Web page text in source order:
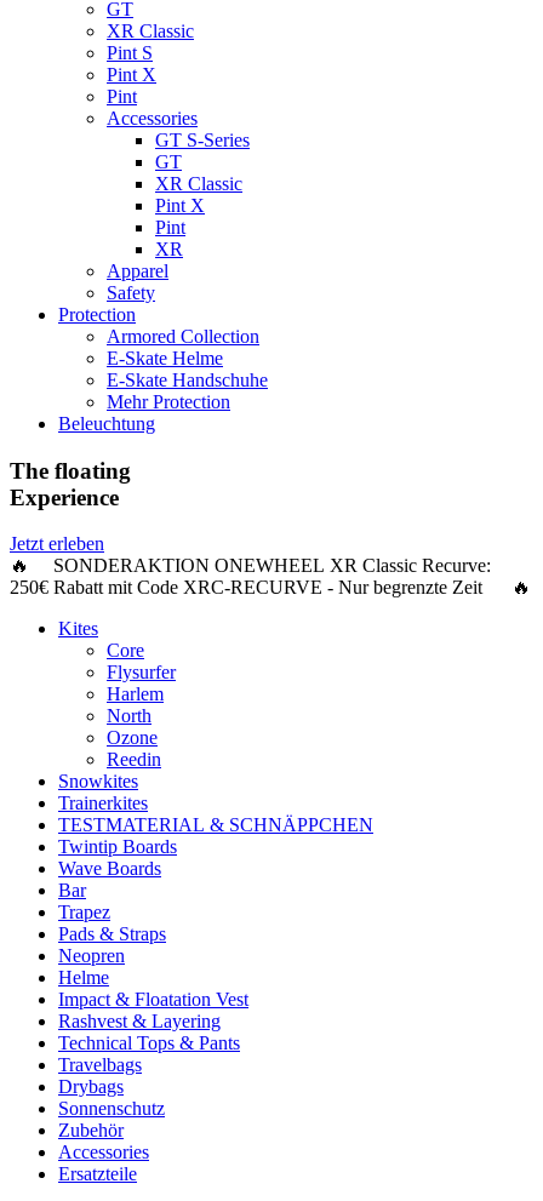
GT
XR Classic
Pint S
Pint X
Pint
Accessories
GT S-Series
GT
XR Classic
Pint X
Pint
XR
Apparel
Safety
Protection
Armored Collection
E-Skate Helme
E-Skate Handschuhe
Mehr Protection
Beleuchtung
The floating
Experience
Jetzt erleben
🔥 SONDERAKTION ONEWHEEL XR Classic Recurve:
250€ Rabattmit Code XRC-RECURVE - Nur begrenzte Zeit 🔥
Kites
Core
Flysurfer
Harlem
North
Ozone
Reedin
Snowkites
Trainerkites
TESTMATERIAL & SCHNÄPPCHEN
Twintip Boards
Wave Boards
Bar
Trapez
Pads & Straps
Neopren
Helme
Impact & Floatation Vest
Rashvest & Layering
Technical Tops & Pants
Travelbags
Drybags
Sonnenschutz
Zubehör
Accessories
Ersatzteile